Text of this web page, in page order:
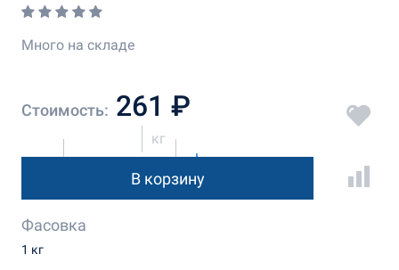
Много на складе
Стоимость: 261 ₽
кг
В корзину
Фасовка
1 кг